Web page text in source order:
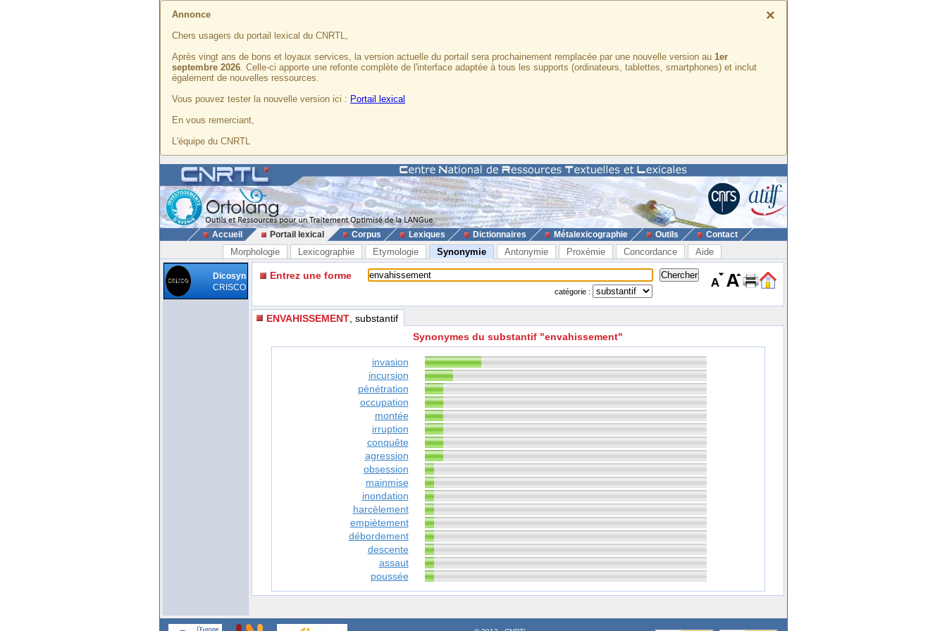
×
Annonce
Chers usagers du portail lexical du CNRTL,
Après vingt ans de bons et loyaux services, la version actuelle du portail sera prochainement remplacée par une nouvelle version au 1er
septembre 2026. Celle-ci apporte une refonte complète de l'interface adaptée à tous les supports (ordinateurs, tablettes, smartphones) et inclut
également de nouvelles ressources.
Vous pouvez tester la nouvelle version ici : Portail lexical
En vous remerciant,
L'équipe du CNRTL
Accueil Portail lexical Corpus Lexiques Dictionnaires Métalexicographie Outils Contact
Morphologie Lexicographie Etymologie Synonymie Antonymie Proxémie Concordance Aide
Dicosyn
CRISCO
Entrez une forme
catégorie :
ENVAHISSEMENT , substantif
Synonymes du substantif "envahissement"
invasion
incursion
pénétration
occupation
montée
irruption
conquête
agression
obsession
mainmise
inondation
harcèlement
empiètement
débordement
descente
assaut
poussée